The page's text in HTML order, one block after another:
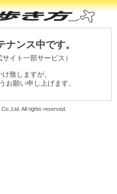
ナンス中です。
サイト一部サービス）
致しますが、
お願い申し上げます。
All rights reserved.